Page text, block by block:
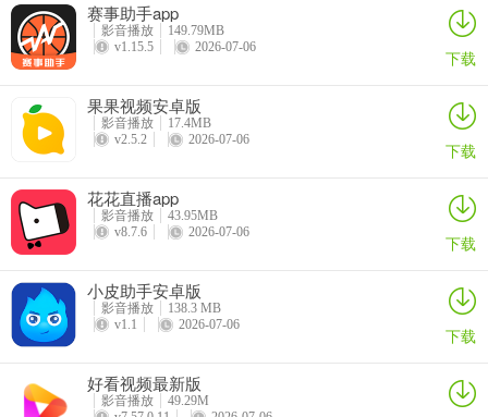
赛事助手app
影音播放
149.79MB
v1.15.5
2026-07-06 下载
果果视频安卓版
影音播放
17.4MB
v2.5.2
2026-07-06 下载
花花直播app
影音播放
43.95MB
v8.7.6
2026-07-06 下载
小皮助手安卓版
影音播放
138.3 MB
v1.1
2026-07-06 下载
好看视频最新版
影音播放
49.29M